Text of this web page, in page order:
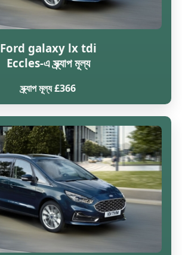
Ford galaxy lx tdi
Eccles-এ স্ক্র্যাপ মূল্য
স্ক্র্যাপ মূল্য £366